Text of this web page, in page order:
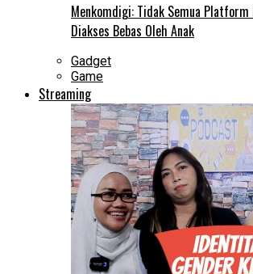
Menkomdigi: Tidak Semua
Diakses Bebas Oleh Anak
Gadget
Game
Streaming